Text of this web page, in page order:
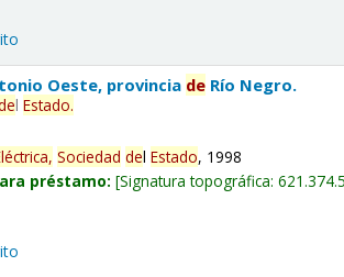
Oeste, provincia de Río Negro.
lEstado.
Sociedad delEstado, 1998
préstamo: Signatura topográfica: